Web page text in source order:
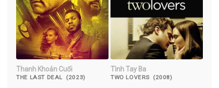
Thanh Khoản Cuối
THE LAST DEAL (2023)
Tình Tay Ba
TWO LOVERS (2008)